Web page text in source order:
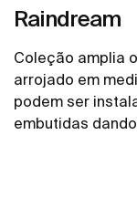
Raindream
Coleção amplia
arrojado em
podem ser
embutidas